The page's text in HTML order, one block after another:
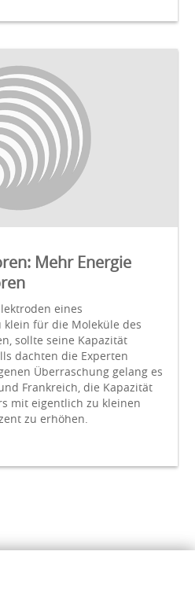
Mehr Energie
eines
klein für die Moleküle des
sollte seine Kapazität
dachten die Experten
Überraschung gelang es
Frankreich, die Kapazität
mit eigentlich zu kleinen
zu erhöhen.